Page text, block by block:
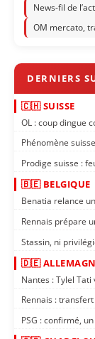
News-fil de
OM mercato,
🇨🇭 SUISSE
OL : coup dingue
Phénomène
Prodige suisse :
🇧🇪 BELGIQUE
Benatia relance
Rennais prépare
Stassin, ni
🇩🇪
Nantes : Tylel
Rennais :
PSG : confirmé,